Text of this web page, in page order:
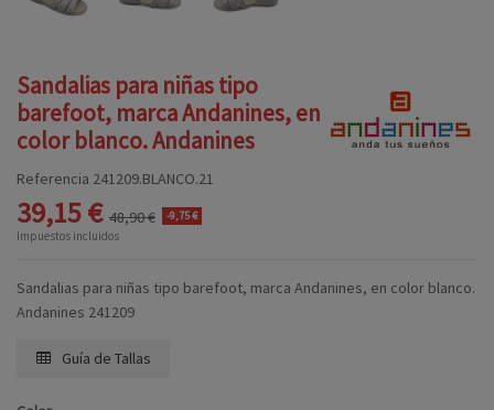
Sandalias para niñas tipo
barefoot, marca Andanines, en
color blanco. Andanines
Referencia 241209.BLANCO.21
39,15 € 48,90 € -9,75 €
Impuestos incluidos
Sandalias para niñas tipo barefoot, marca Andanines, en color blanco.
Andanines 241209
Guía de Tallas